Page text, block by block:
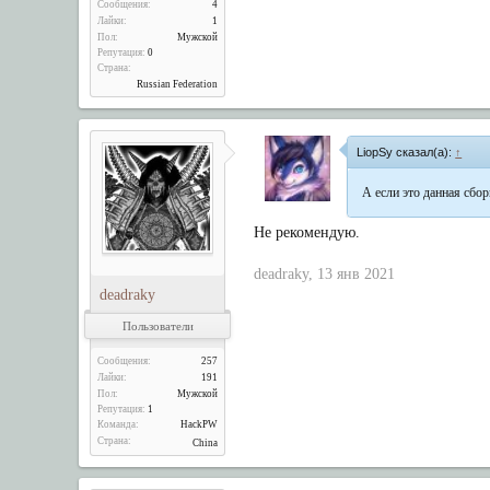
Сообщения:
4
Лайки:
1
Пол:
Мужской
Репутация: 0
Страна:
Russian Federation
deadraky
Пользователи
Сообщения:
257
Лайки:
191
Пол:
Мужской
Репутация: 1
Команда:
HackPW
Страна:
China
LiopSy сказал(а): ↑
А если это данная
Не рекомендую.
deadraky, 13 янв 2021